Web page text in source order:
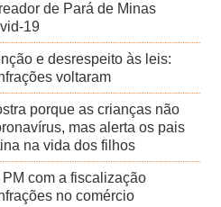
de Pará de Minas
19
e desrespeito às leis:
voltaram
porque as crianças não
mas alerta os pais
na vida dos filhos
com a fiscalização
no comércio